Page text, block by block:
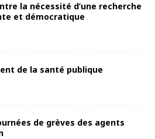
la nécessité d’une recherche
et démocratique
de la santé publique
de grèves des agents